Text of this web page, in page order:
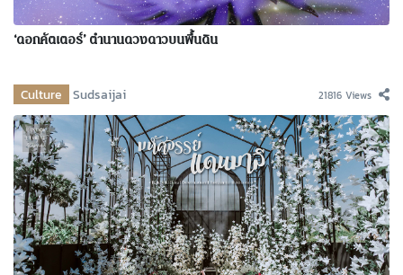
‘ดอกคัตเตอร์’ ตำนานดวงดาวบนพื้นดิน
Culture Sudsaijai 21816 Views